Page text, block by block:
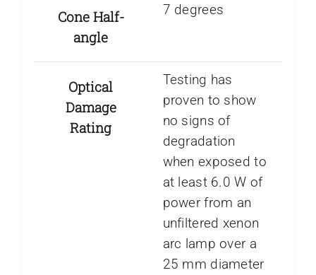
Cone Half-
angle
7 degrees
Optical
Damage
Rating
Testing has
proven to show
no signs of
degradation
when exposed to
at least 6.0 W of
power from an
unfiltered xenon
arc lamp over a
25 mm diameter